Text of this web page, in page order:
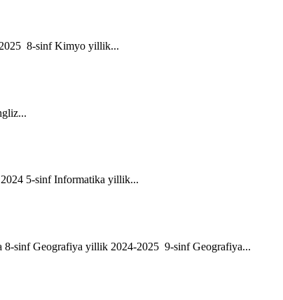
8-sinf Kimyo yillik...
5-sinf Informatika yillik...
8-sinf Geografiya yillik 2024-2025 9-sinf Geografiya...